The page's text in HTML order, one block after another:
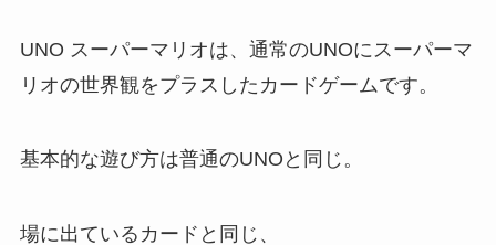
UNO スーパーマリオは、通常のUNOにスーパーマ
リオの世界観をプラスしたカードゲームです。
基本的な遊び方は普通のUNOと同じ。
場に出ているカードと同じ、